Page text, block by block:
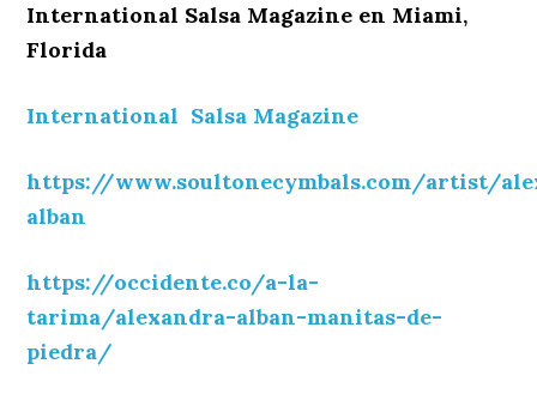
International Salsa Magazine en Miami,
Florida
International Salsa Magazine
https://www.soultonecymbals.com/artist/
alban
https://occidente.co/a-la-
tarima/alexandra-alban-manitas-de-
piedra/